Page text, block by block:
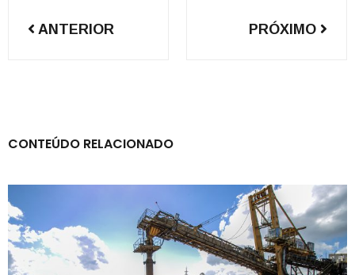
de ANTERIOR PRÓXIMO
CONTEÚDO RELACIONADO